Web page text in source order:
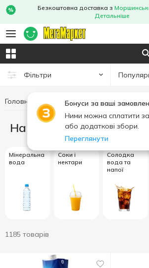
Безкоштовна доставка з
Детальніше
Фільтри
Бонуси за ваші
Ними можна сплатити
або додаткові збори.
Переглянути
Головна
Напої
Мінеральна
вода
Соки і
нектари
Солодка
вода та
напої
1185 товарів